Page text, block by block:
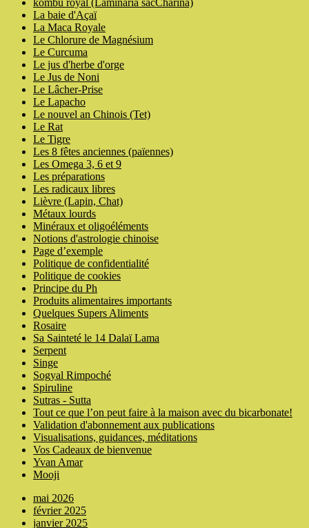
kombu royal (Laminaria sacCharina)
La baie d'Açaï
La Maca Royale
Le Chlorure de Magnésium
Le Curcuma
Le jus d'herbe d'orge
Le Jus de Noni
Le Lâcher-Prise
Le Lapacho
Le nouvel an Chinois (Tet)
Le Rat
Le Tigre
Les 8 fêtes anciennes (païennes)
Les Omega 3, 6 et 9
Les préparations
Les radicaux libres
Lièvre (Lapin, Chat)
Métaux lourds
Minéraux et oligoéléments
Notions d'astrologie chinoise
Page d’exemple
Politique de confidentialité
Politique de cookies
Principe du Ph
Produits alimentaires importants
Quelques Supers Aliments
Rosaire
Sa Sainteté le 14 Dalaï Lama
Serpent
Singe
Sogyal Rimpoché
Spiruline
Sutras - Sutta
Tout ce que l’on peut faire à la maison avec du bicarbonate!
Validation d'abonnement aux publications
Visualisations, guidances, méditations
Vos Cadeaux de bienvenue
Yvan Amar
Mooji
mai 2026
février 2025
janvier 2025